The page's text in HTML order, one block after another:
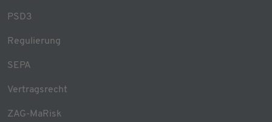
PSD3
Regulierung
SEPA
Vertragsrecht
ZAG-MaRisk